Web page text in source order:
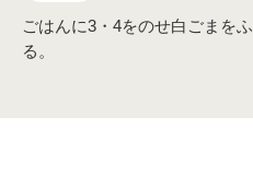
ごはんに3・4をのせ白ごまをふ
る。